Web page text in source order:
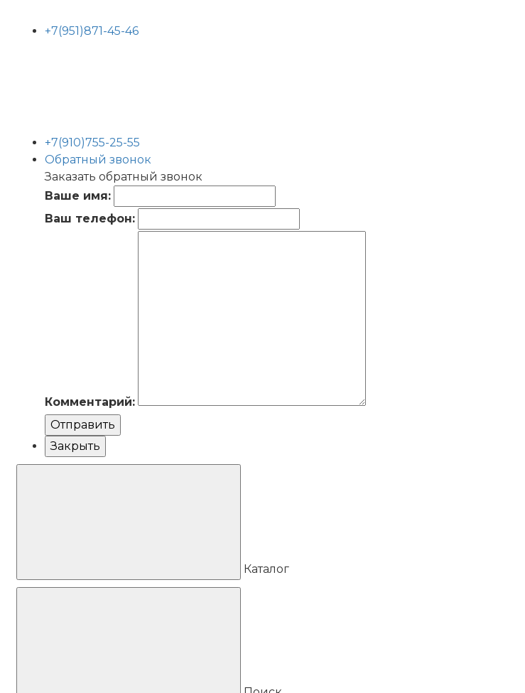
+7(951)871-45-46
+7(910)755-25-55
Обратный звонок
Заказать обратный звонок
Ваше имя:
Ваш телефон:
Комментарий:
Отправить
Закрыть
Каталог